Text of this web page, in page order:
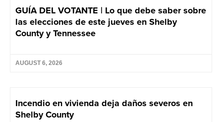
GUÍA DEL VOTANTE | Lo que debe saber sobre
las elecciones de este jueves en Shelby
County y Tennessee
AUGUST 6, 2026
Incendio en vivienda deja daños severos en
Shelby County